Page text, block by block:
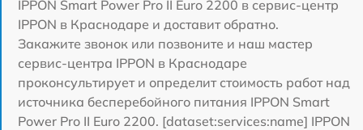
IPPON Smart Power Pro II Euro 2200 в сервис-центр
IPPON в Краснодаре и доставит обратно.
Закажите звонок или позвоните и наш мастер
сервис-центра IPPON в Краснодаре
проконсультирует и определит стоимость работ над
источника бесперебойного питания IPPON Smart
Power Pro II Euro 2200. [dataset:services:name] IPPON